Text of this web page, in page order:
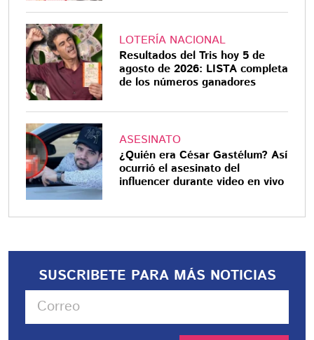
LOTERÍA NACIONAL
Resultados del Tris hoy 5 de
agosto de 2026: LISTA completa
de los números ganadores
ASESINATO
¿Quién era César Gastélum? Así
ocurrió el asesinato del
influencer durante video en vivo
SUSCRIBETE PARA MÁS NOTICIAS